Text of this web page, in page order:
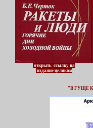
открыть ссылку на
издание целиком
"В ГУЩЕ